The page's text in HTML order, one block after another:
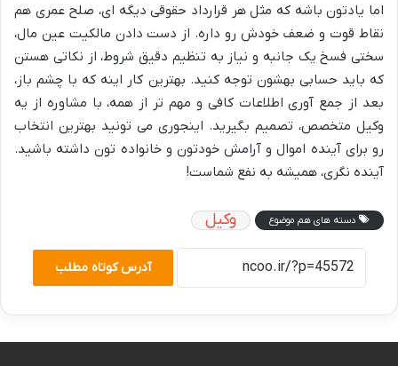
اما یادتون باشه که مثل هر قرارداد حقوقی دیگه ای، صلح عمری هم
نقاط قوت و ضعف خودش رو داره. از دست دادن مالکیت عین مال،
سختی فسخ یک جانبه و نیاز به تنظیم دقیق شروط، از نکاتی هستن
که باید حسابی بهشون توجه کنید. بهترین کار اینه که با چشم باز،
بعد از جمع آوری اطلاعات کافی و مهم تر از همه، با مشاوره از یه
وکیل متخصص، تصمیم بگیرید. اینجوری می تونید بهترین انتخاب
رو برای آینده اموال و آرامش خودتون و خانواده تون داشته باشید.
آینده نگری، همیشه به نفع شماست!
دسته های هم موضوع وکیل
آدرس کوتاه مطلب